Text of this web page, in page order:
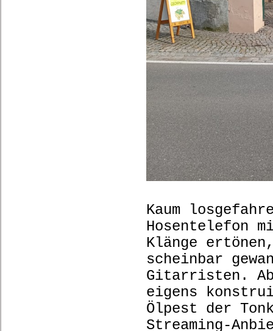
Kaum
Hosentelefon
Klänge
scheinbar
Gitarristen.
eigens
Ölpest der
Streaming-